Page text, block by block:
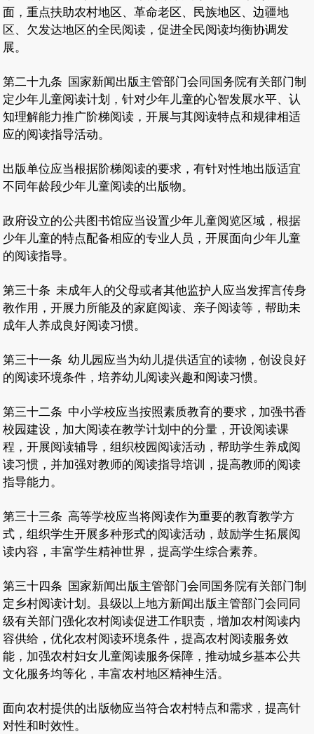
面，重点扶助农村地区、革命老区、民族地区、边疆地
区、欠发达地区的全民阅读，促进全民阅读均衡协调发
展。
第二十九条
国家新闻出版主管部门会同国务院有关部门制
定少年儿童阅读计划，针对少年儿童的心智发展水平、认
知理解能力推广阶梯阅读，开展与其阅读特点和规律相适
应的阅读指导活动。
出版单位应当根据阶梯阅读的要求，有针对性地出版适宜
不同年龄段少年儿童阅读的出版物。
政府设立的公共图书馆应当设置少年儿童阅览区域，根据
少年儿童的特点配备相应的专业人员，开展面向少年儿童
的阅读指导。
第三十条 未成年人的父母或者其他监护人应当发挥言传身
教作用，开展力所能及的家庭阅读、亲子阅读等，帮助未
成年人养成良好阅读习惯。
第三十一条 幼儿园应当为幼儿提供适宜的读物，创设良好
的阅读环境条件，培养幼儿阅读兴趣和阅读习惯。
第三十二条 中小学校应当按照素质教育的要求，加强书香
校园建设，加大阅读在教学计划中的分量，开设阅读课
程，开展阅读辅导，组织校园阅读活动，帮助学生养成阅
读习惯，并加强对教师的阅读指导培训，提高教师的阅读
指导能力。
第三十三条 高等学校应当将阅读作为重要的教育教学方
式，组织学生开展多种形式的阅读活动，鼓励学生拓展阅
读内容，丰富学生精神世界，提高学生综合素养。
第三十四条
国家新闻出版主管部门会同国务院有关部门制
定乡村阅读计划。县级以上地方新闻出版主管部门会同同
级有关部门强化农村阅读促进工作职责，增加农村阅读内
容供给，优化农村阅读环境条件，提高农村阅读服务效
能，加强农村妇女儿童阅读服务保障，推动城乡基本公共
文化服务均等化，丰富农村地区精神生活。
面向农村提供的出版物应当符合农村特点和需求，提高针
对性和时效性。